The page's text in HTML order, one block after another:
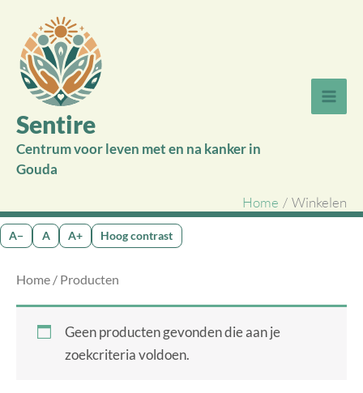
inhoud
Sentire
Centrum voor leven met en na kanker in
Gouda
Home
Winkelen
A− A A+ Hoog contrast
Home / Producten
Geen producten gevonden die aan je
zoekcriteria voldoen.